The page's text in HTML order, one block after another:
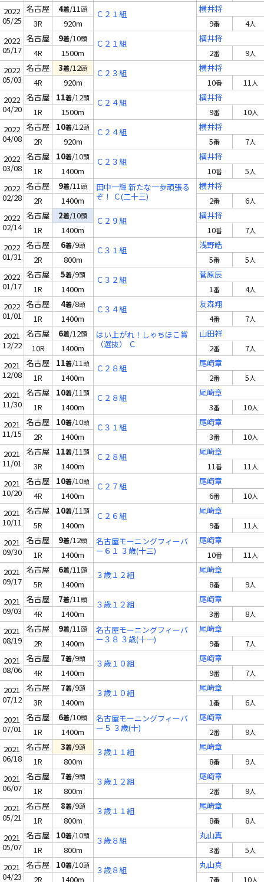
2022
05/25
名古屋 4着/11頭 Ｃ２１組
横井将
3R
920m 9番 4人
2022
05/17
名古屋 9着/10頭 Ｃ２１組
横井将
4R
1500m 2番 9人
2022
05/03
名古屋 3着/12頭 Ｃ２３組
横井将
4R
920m 10番 11人
2022
04/20
名古屋 11着/12頭 Ｃ２４組
横井将
1R
1500m 9番 10人
2022
04/08
名古屋 10着/12頭 Ｃ２４組
横井将
2R
920m 5番 7人
2022
03/08
名古屋 10着/10頭 Ｃ２３組
横井将
1R
1400m 10番 5人
2022
02/28
名古屋 9着/11頭
田中一輝 新たな一歩頑張る
ぞ！ Ｃ(二十三)
横井将
2R
1400m 2番 6人
2022
02/14
名古屋 2着/10頭 Ｃ２９組
横井将
1R
1400m 10番 7人
2022
01/31
名古屋 6着/9頭 Ｃ３１組
浅野皓
2R
800m 5番 5人
2022
01/17
名古屋 5着/9頭 Ｃ３２組
菅原辰
1R
1400m 1番 4人
2022
01/01
名古屋 4着/8頭 Ｃ３４組
友森翔
1R
1400m 4番 7人
2021
12/22
名古屋 6着/12頭
はい上がれ！しゃちほこ賞
（選抜） Ｃ
山田祥
10R
1400m 2番 7人
2021
12/08
名古屋 11着/11頭 Ｃ２８組
尾崎章
1R
1400m 2番 5人
2021
11/30
名古屋 10着/11頭 Ｃ２８組
尾崎章
1R
1400m 3番 10人
2021
11/15
名古屋 10着/10頭 Ｃ３１組
尾崎章
2R
1400m 3番 10人
2021
11/01
名古屋 11着/11頭 Ｃ２８組
尾崎章
3R
1400m 11番 11人
2021
10/20
名古屋 10着/10頭 Ｃ２７組
尾崎章
4R
1400m 6番 10人
2021
10/11
名古屋 10着/11頭 Ｃ２６組
尾崎章
5R
1400m 9番 11人
2021
09/30
名古屋 9着/12頭
名古屋モーニングフィーバ
ー６１ ３歳(十三)
尾崎章
1R
1400m 10番 11人
2021
09/17
名古屋 6着/11頭 ３歳１２組
尾崎章
5R
1400m 8番 9人
2021
09/03
名古屋 7着/11頭 ３歳１２組
尾崎章
4R
1400m 3番 8人
2021
08/19
名古屋 9着/11頭
名古屋モーニングフィーバ
ー３８ ３歳(十一)
尾崎章
2R
1400m 9番 7人
2021
08/06
名古屋 7着/9頭 ３歳１０組
尾崎章
4R
1400m 9番 7人
2021
07/12
名古屋 7着/9頭 ３歳１０組
尾崎章
3R
1400m 1番 6人
2021
07/01
名古屋 6着/10頭
名古屋モーニングフィーバ
ー５ ３歳(十)
尾崎章
1R
1400m 2番 9人
2021
06/18
名古屋 3着/9頭 ３歳１１組
尾崎章
1R
800m 8番 9人
2021
06/07
名古屋 7着/9頭 ３歳１２組
尾崎章
1R
800m 2番 9人
2021
05/21
名古屋 8着/9頭 ３歳１１組
尾崎章
1R
800m 8番 8人
2021
05/07
名古屋 10着/10頭 ３歳８組
丸山真
1R
800m 3番 5人
2021
04/23
名古屋 10着/10頭 ３歳８組
丸山真
2R
1400m 7番 10人